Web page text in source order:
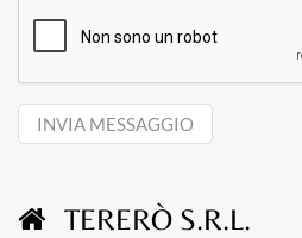
TERERÒ S.R.L.